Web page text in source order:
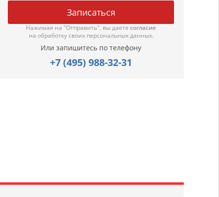
Нажимая на "Отправить", вы даете согласие
на обработку своих персональных данных.
Или запишитесь по телефону
+7 (495) 988-32-31